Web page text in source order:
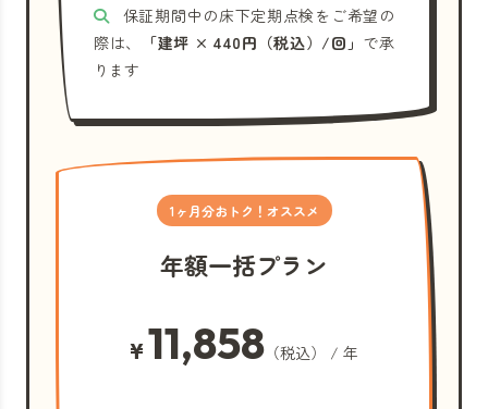
保証期間中の床下定期点検をご希望の
際は、
「建坪 × 440円（税込）/回」 で承
ります
1ヶ月分おトク！オススメ
年額一括プラン
¥11,858 （税込） / 年